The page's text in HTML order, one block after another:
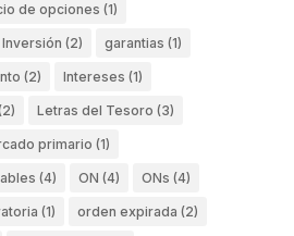
de opciones (1)
(2) garantias (1)
(2) Intereses (1)
Letras del Tesoro (3)
primario (1)
(4) ON (4) ONs (4)
(1) orden expirada (2)